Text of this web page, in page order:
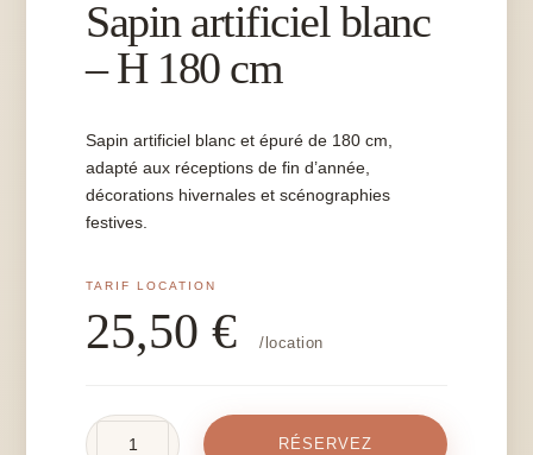
Sapin artificiel blanc
– H 180 cm
Sapin artificiel blanc et épuré de 180 cm,
adapté aux réceptions de fin d’année,
décorations hivernales et scénographies
festives.
25,50€ /location
RÉSERVEZ